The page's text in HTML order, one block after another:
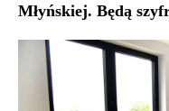
Młyńskiej. Będą